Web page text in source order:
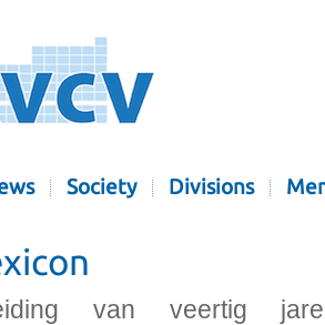
Society Divisions
van veertig